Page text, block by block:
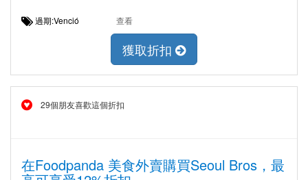
過期:Venció 查看
獲取折扣
29個朋友喜歡這個折扣
在Foodpanda 美食外賣購買Seoul Bros，最